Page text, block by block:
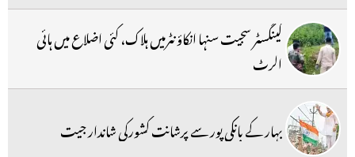
گینگسٹر سجیت سنہا انکاؤنٹرمیں ہلاک، کئی اضلاع میں ہائی
الرٹ
بہار کے بانکی پور سے پرشانت کشورکی شاندار جیت